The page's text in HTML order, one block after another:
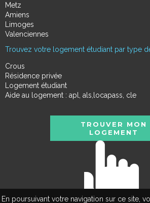
En poursuivant votre navigation sur ce site,
Metz
Amiens
Limoges
Valenciennes
Trouvez votre logement étudiant par type
Crous
Résidence privée
Logement étudiant
Aide au logement : apl, als,locapass, cle
TROUVER MON
LOGEMENT